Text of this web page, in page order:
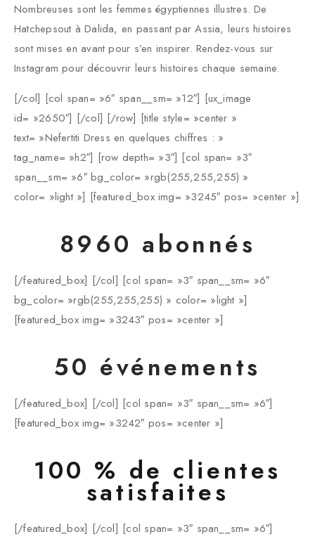
Nombreuses sont les femmes égyptiennes illustres. De
Hatchepsout à Dalida, en passant par Assia, leurs histoires
sont mises en avant pour s’en inspirer. Rendez-vous sur
Instagram pour découvrir leurs histoires chaque semaine.
[/col] [col span= »6″ span__sm= »12″] [ux_image
id= »2650″] [/col] [/row] [title style= »center »
text= »Nefertiti Dress en quelques chiffres : »
tag_name= »h2″] [row depth= »3″] [col span= »3″
span__sm= »6″ bg_color= »rgb(255,255,255) »
color= »light »] [featured_box img= »3245″ pos= »center »]
8960 abonnés
[/featured_box] [/col] [col span= »3″ span__sm= »6″
bg_color= »rgb(255,255,255) » color= »light »]
[featured_box img= »3243″ pos= »center »]
50 événements
[/featured_box] [/col] [col span= »3″ span__sm= »6″]
[featured_box img= »3242″ pos= »center »]
100 % de clientes
satisfaites
[/featured_box] [/col] [col span= »3″ span__sm= »6″]